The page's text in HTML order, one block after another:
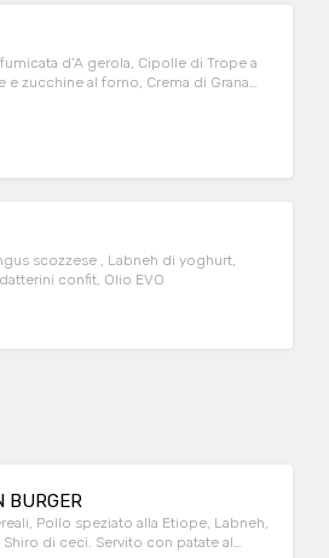
d’A gerola, Cipolle di Trope a
e zucchine al forno, Crema di Grana
scozzese , Labneh di yoghurt,
confit, Olio EVO
BURGER
Pollo speziato alla Etiope, Labneh,
Shiro di ceci. Servito con patate al